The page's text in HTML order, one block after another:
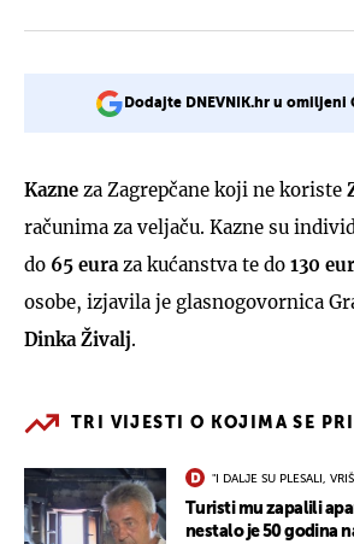
Dodajte DNEVNIK.hr u omiljeni
Kazne za Zagrepčane koji ne koriste
računima za veljaču. Kazne su
do 65 eura za kućanstva te do 130
osobe, izjavila je glasnogovornica
Dinka Živalj.
TRI VIJESTI O KOJIMA SE
"I DALJE SU PLESALI,
Turisti mu zapalili
nestalo je 50 godina